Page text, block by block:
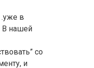
.уже в
В нашей
со
и